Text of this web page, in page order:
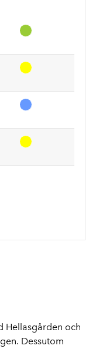
Hellasgården och
Dessutom